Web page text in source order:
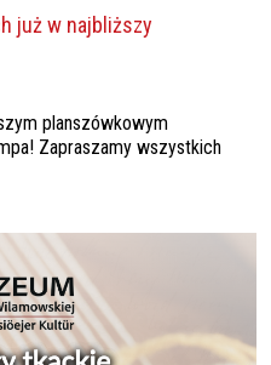
już w najbliższy
planszówkowym
Zapraszamy wszystkich